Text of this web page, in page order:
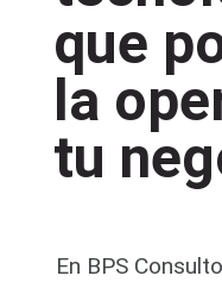
que
la
tu
En BPS